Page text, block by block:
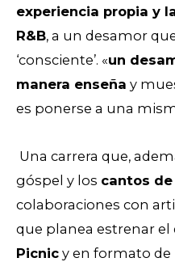
experiencia propia y
R&B, a un desamor
‘consciente’. «un
manera enseña y
es ponerse a una
Una carrera que,
góspel y los cantos
colaboraciones con
que planea estrenar el
Picnic y en formato